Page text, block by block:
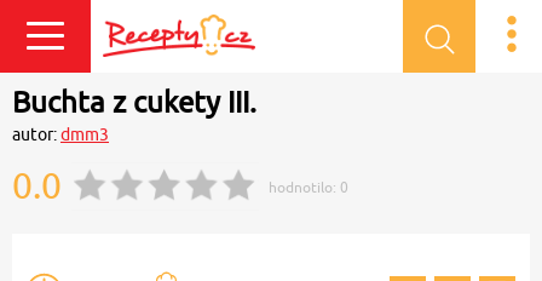
Přihlásit se
Buchta z cukety III.
autor:dmm3
0.0 hodnotilo: 0